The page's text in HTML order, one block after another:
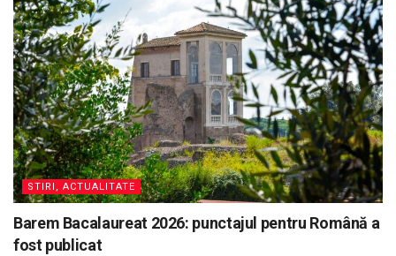
STIRI, ACTUALITATE
Barem Bacalaureat 2026: punctajul pentru Română a
fost publicat